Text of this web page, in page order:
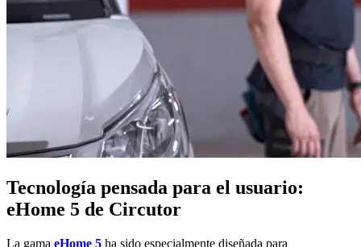
Tecnología pensada para el usuario:
eHome 5 de Circutor
La gama eHome 5 ha sido especialmente diseñada para